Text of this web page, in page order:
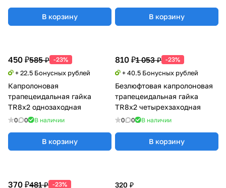
В корзину В корзину
450 ₽585 ₽ -23%
+ 22.5 Бонусных рублей
Капролоновая
трапецеидальная гайка
TR8x2 однозаходная
0 0 В наличии
В корзину
810 ₽1 053 ₽ -23%
+ 40.5 Бонусных рублей
Безлюфтовая капролоновая
трапецеидальная гайка
TR8x2 четырехзаходная
0 0 В наличии
В корзину
370 ₽481 ₽ -23% 320 ₽